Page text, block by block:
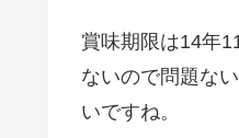
賞味期限は14年
ないので問題な
いですね。